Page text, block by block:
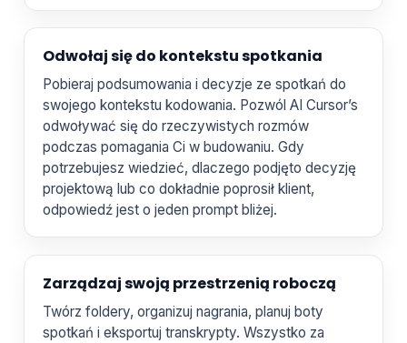
Odwołaj się do kontekstu spotkania
Pobieraj podsumowania i decyzje ze spotkań do
swojego kontekstu kodowania. Pozwól AI Cursor’s
odwoływać się do rzeczywistych rozmów
podczas pomagania Ci w budowaniu. Gdy
potrzebujesz wiedzieć, dlaczego podjęto decyzję
projektową lub co dokładnie poprosił klient,
odpowiedź jest o jeden prompt bliżej.
Zarządzaj swoją przestrzenią roboczą
Twórz foldery, organizuj nagrania, planuj boty
spotkań i eksportuj transkrypty. Wszystko za